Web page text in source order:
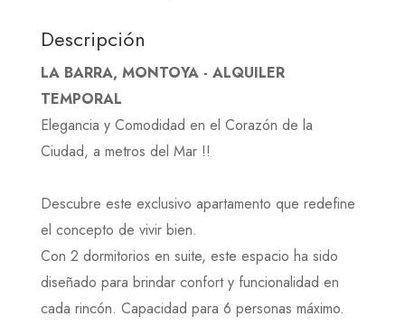
Descripción
LA BARRA, MONTOYA - ALQUILER
TEMPORAL
Elegancia y Comodidad en el Corazón de la
Ciudad, a metros del Mar !!
Descubre este exclusivo apartamento que redefine
el concepto de vivir bien.
Con 2 dormitorios en suite, este espacio ha sido
diseñado para brindar confort y funcionalidad en
cada rincón. Capacidad para 6 personas máximo.